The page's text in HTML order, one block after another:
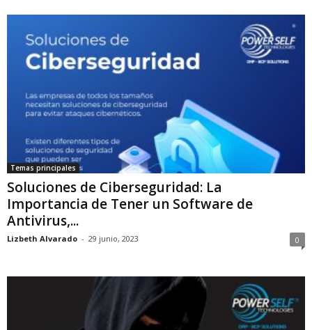
Temas principales
Soluciones de Ciberseguridad: La
Importancia de Tener un Software de
Antivirus,...
Lizbeth Alvarado - 29 junio, 2023 0